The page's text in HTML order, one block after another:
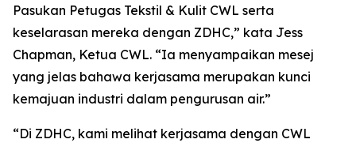
Pasukan Petugas Tekstil & Kulit CWL serta
keselarasan mereka dengan ZDHC,” kata Jess
Chapman, Ketua CWL. “Ia menyampaikan mesej
yang jelas bahawa kerjasama merupakan kunci
kemajuan industri dalam pengurusan air.”
“Di ZDHC, kami melihat kerjasama dengan CWL